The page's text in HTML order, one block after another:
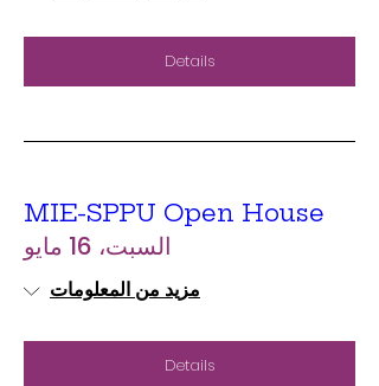
Details
MIE-SPPU Open House
السبت، 16 مايو
مزيد من المعلومات
Details